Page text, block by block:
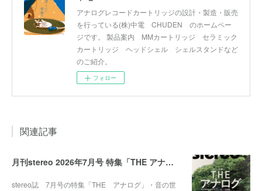
アナログレコードカートリッジの設計・製造・販売
を行っている(株)中電 CHUDEN のホームペー
ジです。 製品案内 MMカートリッジ セラミック
カートリッジ ヘッドシェル シェルスタンドなど
のご紹介。
フォロー
関連記事
月刊stereo 2026年7月号 特集「THE アナログ」
stereo誌 7月号の特集「THE アナログ」・音の世